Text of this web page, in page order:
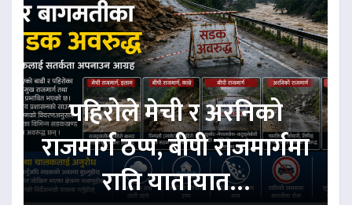
पहिरोले मेची र अरनिको
राजमार्ग ठप्प, बीपी राजमार्गमा
राति यातायात…